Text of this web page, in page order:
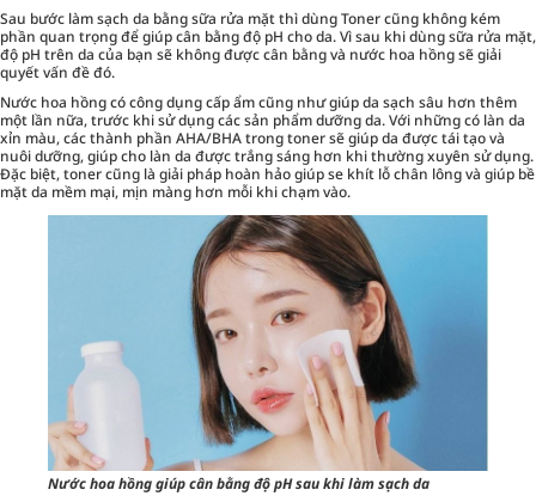
Sau bước làm sạch da bằng sữa rửa mặt thì dùngTonercũng không kém
phần quan trọng để giúp cân bằng độ pH cho da. Vì sau khi dùng sữa rửa mặt,
độ pH trên da của bạn sẽ không được cân bằng và nước hoa hồng sẽ giải
quyết vấn đề đó.
Nước hoa hồng có công dụng cấp ẩm cũng như giúp da sạch sâu hơn thêm
một lần nữa, trước khi sử dụng các sản phẩm dưỡng da. Với những có làn da
xỉn màu, các thành phần AHA/BHA trong toner sẽ giúp da được tái tạo và
nuôi dưỡng, giúp cho làn da được trắng sáng hơn khi thường xuyên sử dụng.
Đặc biệt, toner cũng là giải pháp hoàn hảo giúp se khít lỗ chân lông và giúp bề
mặt da mềm mại, mịn màng hơn mỗi khi chạm vào.
Nước hoa hồng giúp cân bằng độ pH sau khi làm sạch da